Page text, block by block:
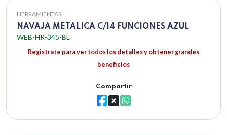
HERRAMIENTAS
NAVAJA METALICA C/14 FUNCIONES AZUL
WEB-HR-345-BL
Registrate para ver todos los detalles y obtener grandes
beneficios
Compartir